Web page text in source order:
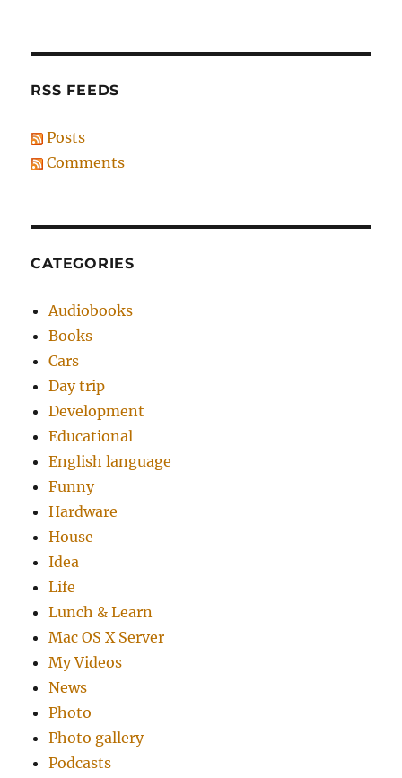
RSS FEEDS
Posts
Comments
CATEGORIES
Audiobooks
Books
Cars
Day trip
Development
Educational
English language
Funny
Hardware
House
Idea
Life
Lunch & Learn
Mac OS X Server
My Videos
News
Photo
Photo gallery
Podcasts